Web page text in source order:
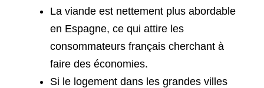
La viande est nettement plus abordable
en Espagne, ce qui attire les
consommateurs français cherchant à
faire des économies.
Si le logement dans les grandes villes